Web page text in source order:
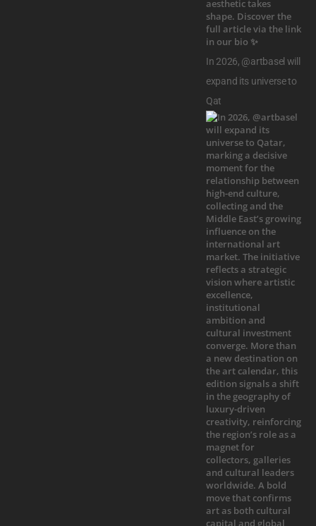
In 2026, @artbasel will
expand its universe to
Qat